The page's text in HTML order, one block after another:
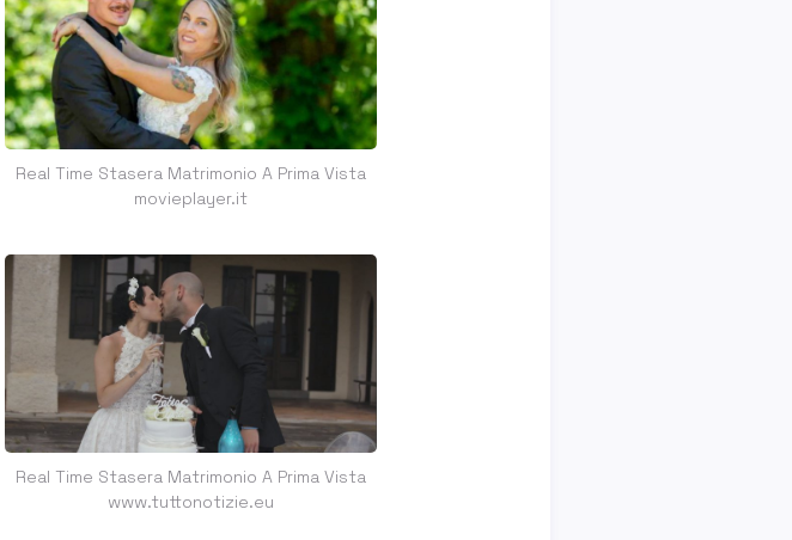
Real Time Stasera Matrimonio A Prima Vista
movieplayer.it
Real Time Stasera Matrimonio A Prima Vista
www.tuttonotizie.eu